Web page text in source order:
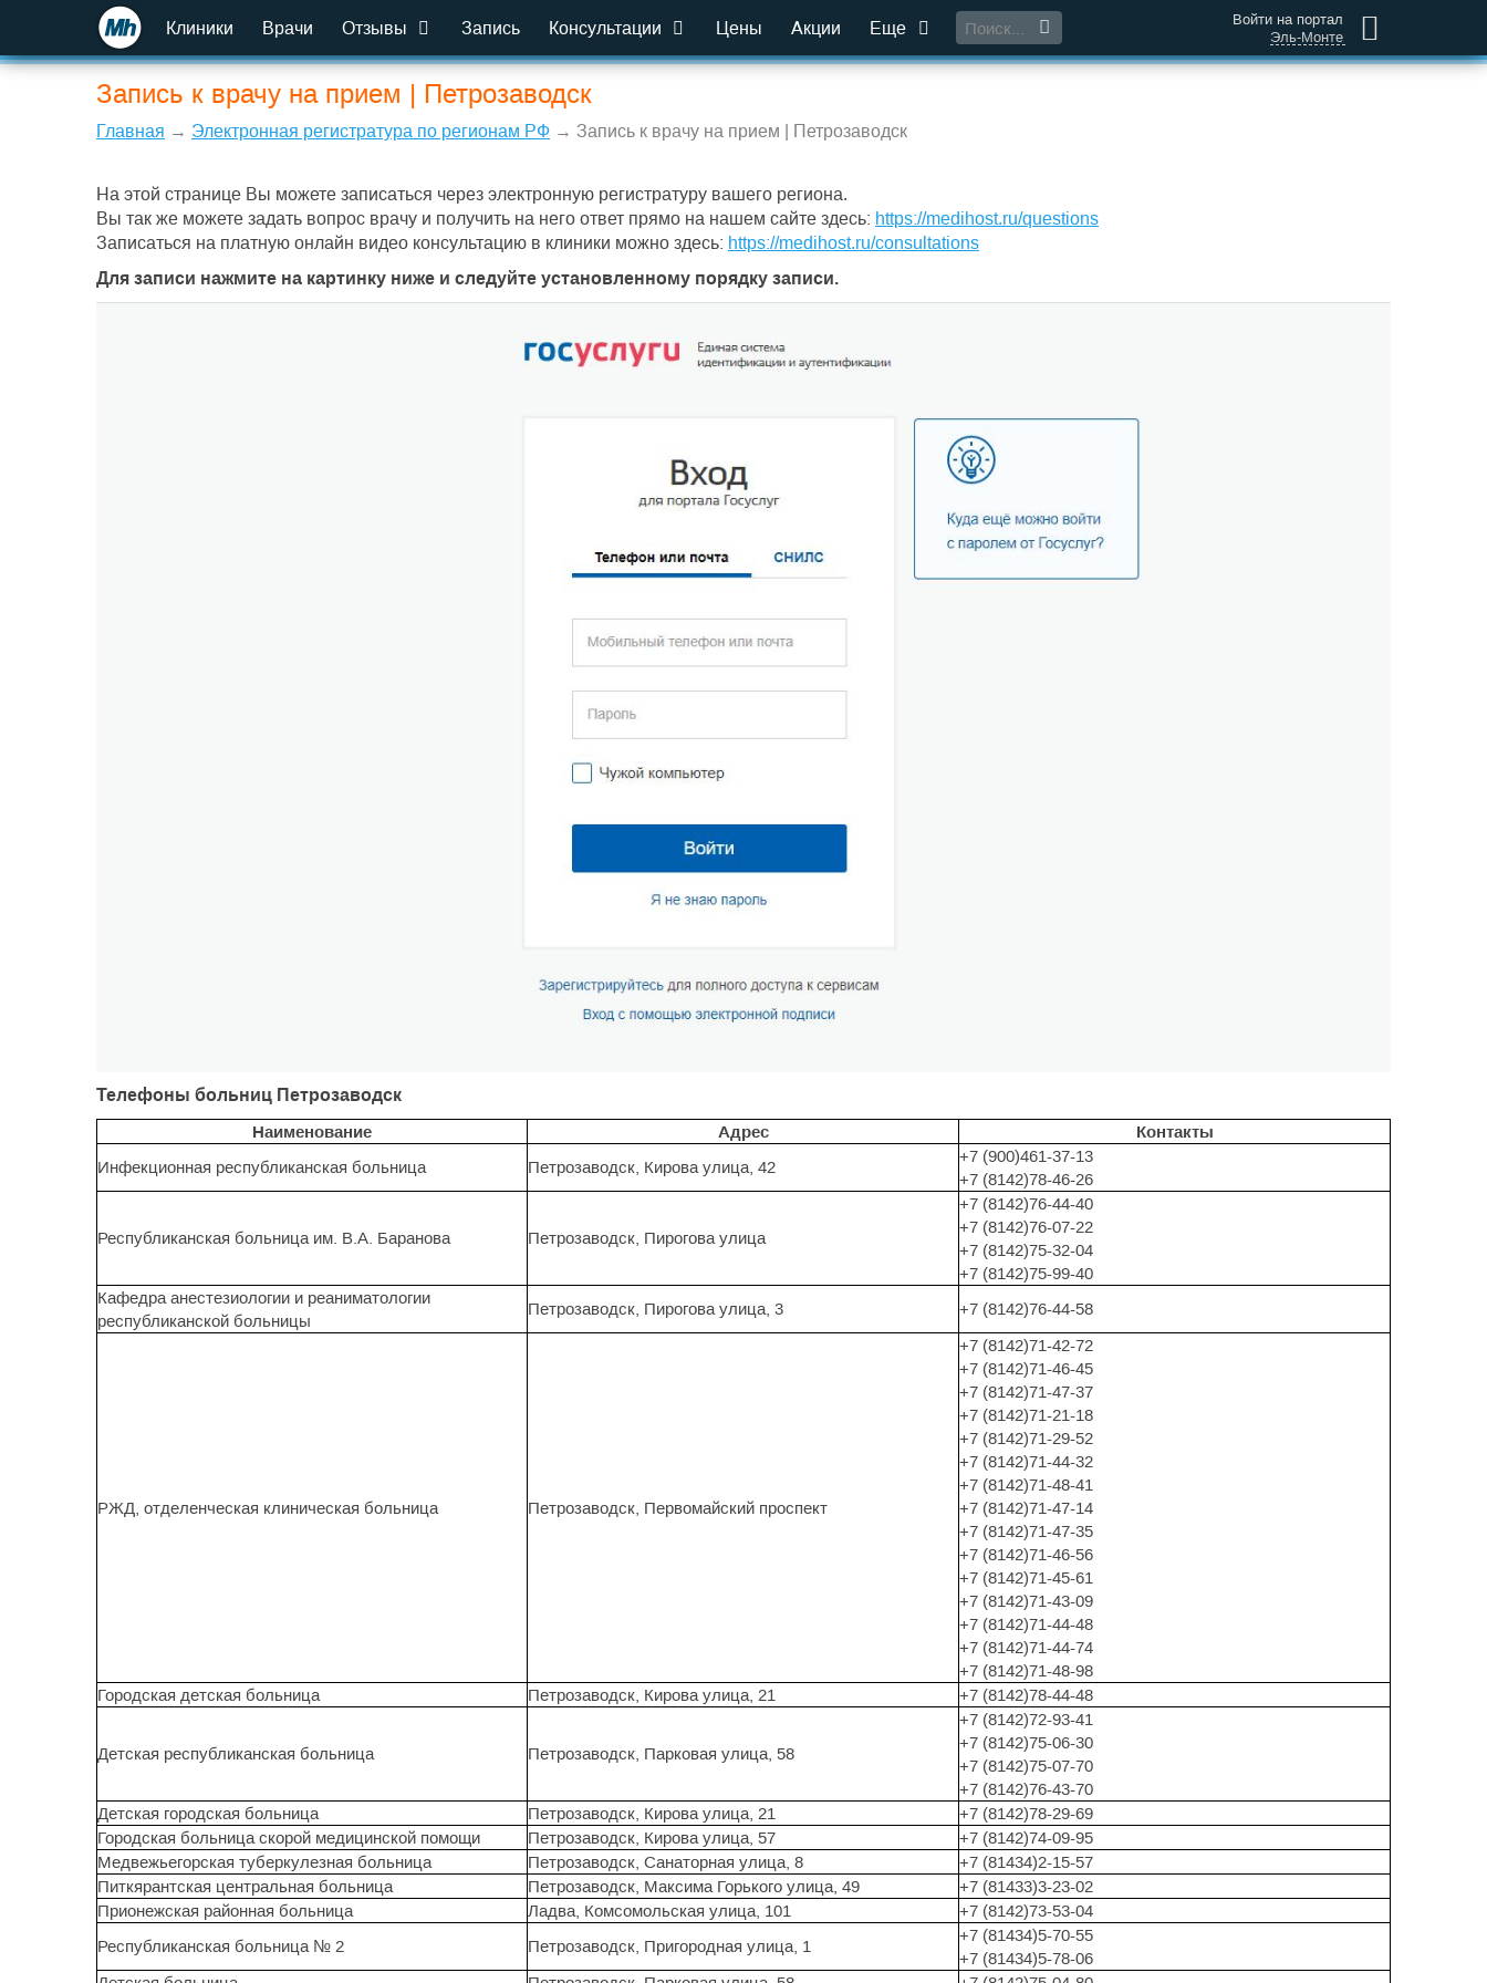
Клиники Врачи Отзывы Запись Консультации Цены Акции Еще
Войти на портал
Эль-Монте
Запись к врачу на прием | Петрозаводск
Главная → Электронная регистратура по регионам РФ → Запись к врачу на прием | Петрозаводск
На этой странице Вы можете записаться через электронную регистратуру вашего региона.
Вы так же можете задать вопрос врачу и получить на него ответ прямо на нашем сайте здесь: https://medihost.ru/questions
Записаться на платную онлайн видео консультацию в клиники можно здесь: https://medihost.ru/consultations
Для записи нажмите на картинку ниже и следуйте установленному порядку записи.
Телефоны больниц Петрозаводск
Наименование
Адрес
Контакты
Инфекционная республиканская больница
Петрозаводск, Кирова улица, 42
+7 (900)461-37-13
+7 (8142)78-46-26
Республиканская больница им. В.А. Баранова Петрозаводск, Пирогова улица
+7 (8142)76-44-40
+7 (8142)76-07-22
+7 (8142)75-32-04
+7 (8142)75-99-40
Кафедра анестезиологии и реаниматологии
республиканской больницы
Петрозаводск, Пирогова улица, 3 +7 (8142)76-44-58
РЖД, отделенческая клиническая больница Петрозаводск, Первомайский проспект
+7 (8142)71-42-72
+7 (8142)71-46-45
+7 (8142)71-47-37
+7 (8142)71-21-18
+7 (8142)71-29-52
+7 (8142)71-44-32
+7 (8142)71-48-41
+7 (8142)71-47-14
+7 (8142)71-47-35
+7 (8142)71-46-56
+7 (8142)71-45-61
+7 (8142)71-43-09
+7 (8142)71-44-48
+7 (8142)71-44-74
+7 (8142)71-48-98
Городская детская больница
Петрозаводск, Кирова улица, 21 +7 (8142)78-44-48
Детская республиканская больница Петрозаводск, Парковая улица, 58
+7 (8142)72-93-41
+7 (8142)75-06-30
+7 (8142)75-07-70
+7 (8142)76-43-70
Детская городская больница
Петрозаводск, Кирова улица, 21
+7 (8142)78-29-69
Городская больница скорой медицинской помощи
Петрозаводск, Кирова улица, 57
+7 (8142)74-09-95
Медвежьегорская туберкулезная больница
Петрозаводск, Санаторная улица, 8
+7 (81434)2-15-57
Питкярантская центральная больница
Петрозаводск, Максима Горького улица, 49
+7 (81433)3-23-02
Прионежская районная больница
Ладва, Комсомольская улица, 101
+7 (8142)73-53-04
Республиканская больница № 2
Петрозаводск, Пригородная улица, 1
+7 (81434)5-70-55
+7 (81434)5-78-06